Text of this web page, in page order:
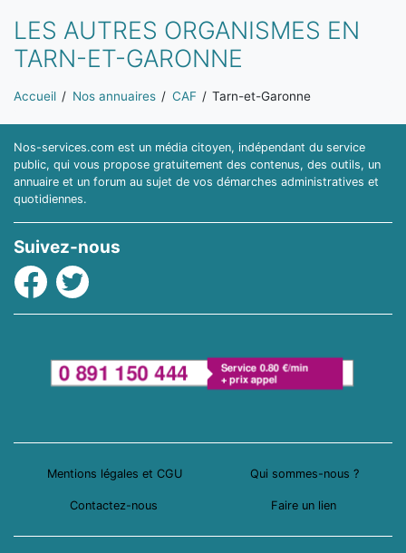
LES AUTRES ORGANISMES EN
TARN-ET-GARONNE
Vous êtes ici:
Accueil Nos annuaires CAF Tarn-et-Garonne
Nos-services.com est un média citoyen, indépendant du service
public, qui vous propose gratuitement des contenus, des outils, un
annuaire et un forum au sujet de vos démarches administratives et
quotidiennes.
Suivez-nous
Facebook
Twitter
Mentions légales et CGU Qui sommes-nous ?
Contactez-nous Faire un lien